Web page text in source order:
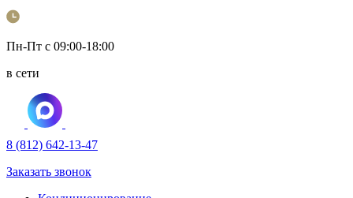
Пн-Пт с 09:00-18:00
в сети
8 (812) 642-13-47
Заказать звонок